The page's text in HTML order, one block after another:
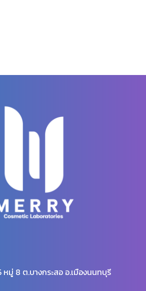
มู่ 8 ต.บางกระสอ อ.เมืองนนทบุรี